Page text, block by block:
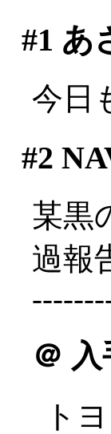
#1 あ
今日
#2
某黒
過報
＠
ト